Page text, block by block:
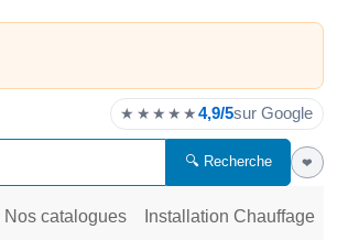
★★★★★4,9/5sur Google
🔍 Recherche ❤
Nos catalogues Installation Chauffage